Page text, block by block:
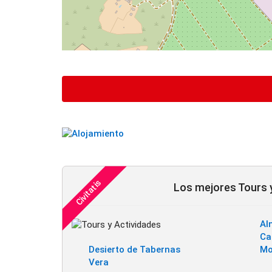
Los mejores Tours
Desierto de Tabernas
Vera